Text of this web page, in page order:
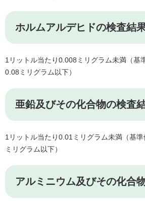
ホルムアルデヒドの検査結
1リットル当たり0.008ミリグラム未満（基
0.08ミリグラム以下）
亜鉛及びその化合物の検査
1リットル当たり0.01ミリグラム未満（基
ミリグラム以下）
アルミニウム及びその化合